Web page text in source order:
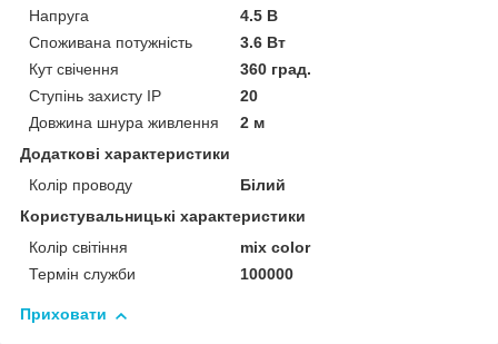
Напруга
4.5 В
Споживана потужність
3.6 Вт
Кут свічення
360 град.
Ступінь захисту IP
20
Довжина шнура живлення
2 м
Додаткові характеристики
Колір проводу
Білий
Користувальницькі характеристики
Колір світіння
mix color
Термін служби
100000
Приховати